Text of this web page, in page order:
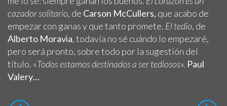
cazador solitario, de Carson McCullers, que acabo de
empezar con ganas y que tanto promete. El tedio, de
Alberto Moravia, todavía no sé cuándo lo empezaré,
pero será pronto, sobre todo por la sugestión del
título. «Todos estamos destinados a ser tediosos». Paul
Valery…